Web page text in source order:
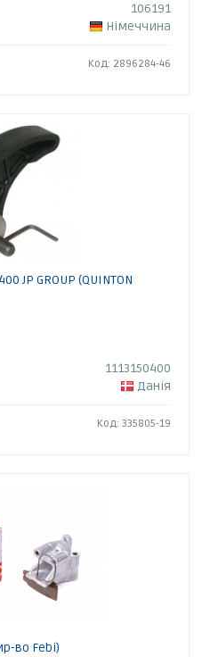
106191
Німеччина
Код: 2896284-46
JP GROUP (QUINTON
1113150400
Данія
Код: 335805-19
во Febi)